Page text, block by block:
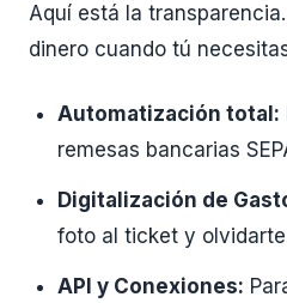
Aquí está la
dinero cuando tú
Automatización total:
remesas bancarias
Digitalización de
foto al ticket y
API y Conexiones: